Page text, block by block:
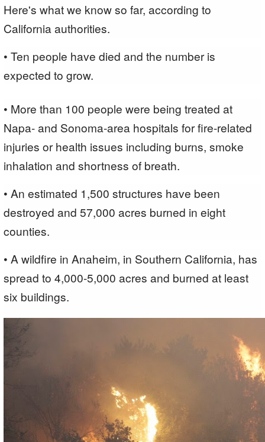
Here's what we know so far, according to
California authorities.
• Ten people have died and the number is
expected to grow.
• More than 100 people were being treated at
Napa- and Sonoma-area hospitals for fire-related
injuries or health issues including burns, smoke
inhalation and shortness of breath.
• An estimated 1,500 structures have been
destroyed and 57,000 acres burned in eight
counties.
• A wildfire in Anaheim, in Southern California, has
spread to 4,000-5,000 acres and burned at least
six buildings.